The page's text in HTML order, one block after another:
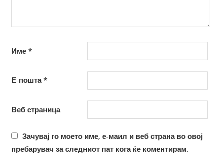
Име *
Е-пошта*
Веб страница
Зачувај го моето име, е-маил и веб страна во овој
пребарувач за следниот пат кога ќе коментирам.